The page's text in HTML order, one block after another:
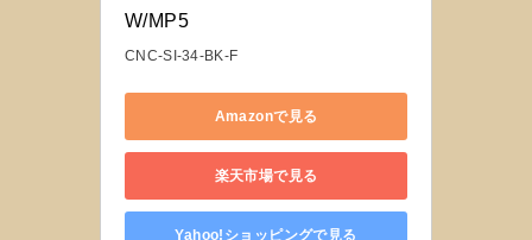
W/MP5
CNC-SI-34-BK-F
Amazonで見る
楽天市場で見る
Yahoo!ショッピングで見る